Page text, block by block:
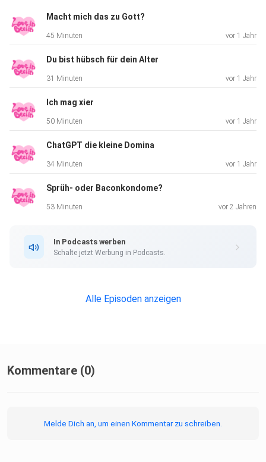
Macht mich das zu Gott?
45 Minuten vor 1 Jahr
Du bist hübsch für dein Alter
31 Minuten vor 1 Jahr
Ich mag xier
50 Minuten vor 1 Jahr
ChatGPT die kleine Domina
34 Minuten vor 1 Jahr
Sprüh- oder Baconkondome?
53 Minuten vor 2 Jahren
In Podcasts werben
Schalte jetzt Werbung in Podcasts.
Alle Episoden anzeigen
Kommentare (0)
Melde Dich an, um einen Kommentar zu schreiben.